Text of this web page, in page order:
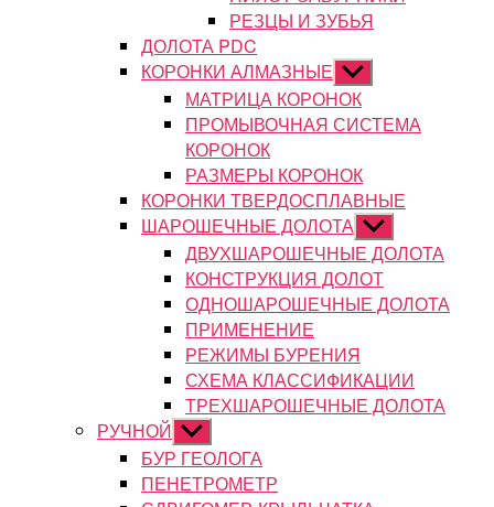
РЕЗЦЫ И ЗУБЬЯ
ДОЛОТА PDC
КОРОНКИ АЛМАЗНЫЕ Показывать
подменю
МАТРИЦА КОРОНОК
ПРОМЫВОЧНАЯ СИСТЕМА
КОРОНОК
РАЗМЕРЫ КОРОНОК
КОРОНКИ ТВЕРДОСПЛАВНЫЕ
ШАРОШЕЧНЫЕ ДОЛОТА Показывать
подменю
ДВУХШАРОШЕЧНЫЕ ДОЛОТА
КОНСТРУКЦИЯ ДОЛОТ
ОДНОШАРОШЕЧНЫЕ ДОЛОТА
ПРИМЕНЕНИЕ
РЕЖИМЫ БУРЕНИЯ
СХЕМА КЛАССИФИКАЦИИ
ТРЕХШАРОШЕЧНЫЕ ДОЛОТА
РУЧНОЙ Показывать
подменю
БУР ГЕОЛОГА
ПЕНЕТРОМЕТР